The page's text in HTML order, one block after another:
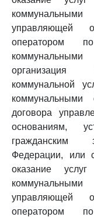
управляющей
оператором
организация
коммунальной
договора
основаниям,
гражданским
Федерации, или
оказание
управляющей
оператором